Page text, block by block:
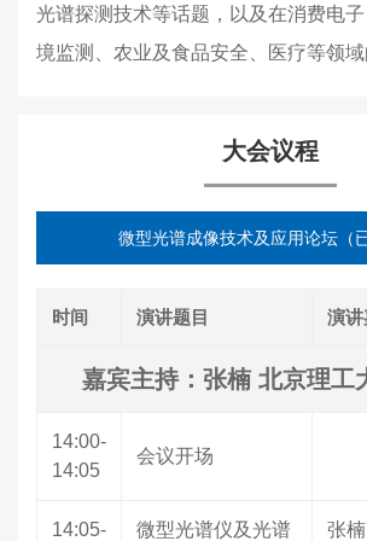
光谱探测技术等话题，以及在消费电
境监测、农业及食品安全、医疗等领域
大会议程
微型光谱成像技术及应用论坛（
时间 演讲题目 演
嘉宾主持：张楠 北京理工
14:00-
14:05
会议开场
14:05-
微型光谱仪及光谱
张